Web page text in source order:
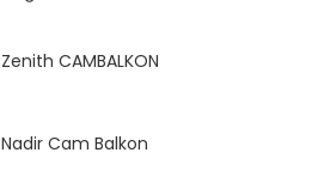
Zenith CAMBALKON
Nadir Cam Balkon